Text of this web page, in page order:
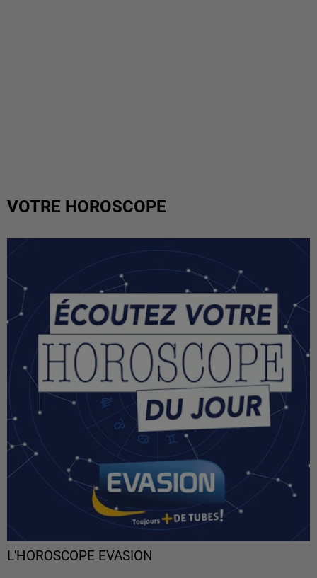
VOTRE HOROSCOPE
L'HOROSCOPE EVASION